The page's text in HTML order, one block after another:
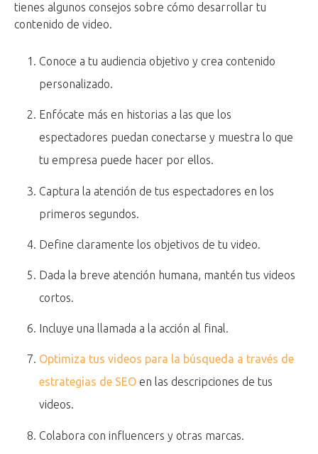
tienes algunos consejos sobre cómo desarrollar tu
contenido de video.
Conoce a tu audiencia objetivo y crea contenido
personalizado.
Enfócate más en historias a las que los
espectadores puedan conectarse y muestra lo que
tu empresa puede hacer por ellos.
Captura la atención de tus espectadores en los
primeros segundos.
Define claramente los objetivos de tu video.
Dada la breve atención humana, mantén tus videos
cortos.
Incluye una llamada a la acción al final.
Optimiza tus videos para la búsqueda a través de
estrategias de SEOen las descripciones de tus
videos.
Colabora con influencers y otras marcas.